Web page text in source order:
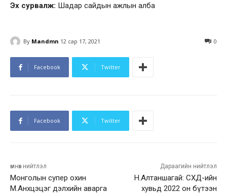
Эх сурвалж: Шадар сайдын ажлын алба
By Mandmn 12 сар 17, 2021 0
Facebook Twitter
Facebook Twitter
өмнөх нийтлэл
Монголын супер охин
М.Анхцэцэг дэлхийн аварга
Дараагийн нийтлэл
Н.Алтаншагай: СХД-ийн
хувьд 2022 он бүтээн